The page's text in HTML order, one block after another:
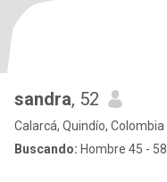
sandra, 52
Calarcá, Quindío, Colombia
Buscando: Hombre 45 - 58